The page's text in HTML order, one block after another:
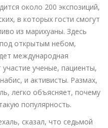
около 200 экспозиций,
в которых гости смогут
из марихуаны. Здесь
открытым небом,
международная
ученые, пациенты,
и активисты. Размах,
легко объясняет, почему
популярность.
сказал, что седьмой